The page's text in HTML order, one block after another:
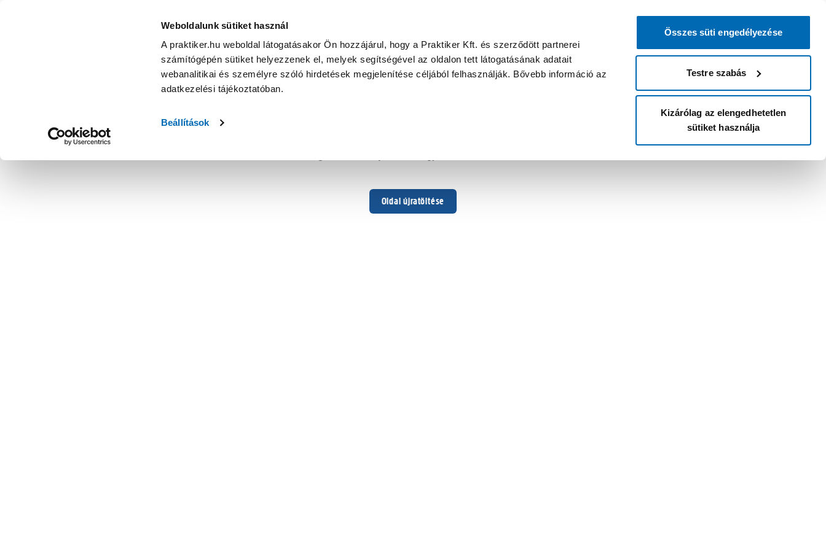
Weboldalunk sütiket használ
A praktiker.hu weboldal látogatásakor Ön hozzájárul, hogy a Praktiker Kft. és szerződött partnerei
számítógépén sütiket helyezzenek el, melyek segítségével az oldalon tett látogatásának adatait
webanalitikai és személyre szóló hirdetések megjelenítése céljából felhasználják. Bővebb információ az
adatkezelési tájékoztatóban.
Beállítások
Összes süti engedélyezése
Testre szabás
Kizárólag az elengedhetetlen
sütiket használja
Oldal újratöltése